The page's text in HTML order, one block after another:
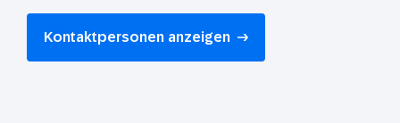
Kontaktpersonen anzeigen